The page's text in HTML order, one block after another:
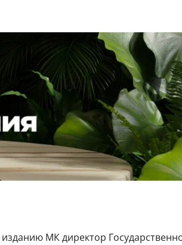
МК директор